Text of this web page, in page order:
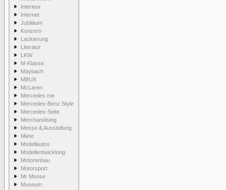
Interieur
Internet
Jubiläum
Konzern
Lackierung
Literatur
LKW
M-Klasse
Maybach
MBUX
McLaren
Mercedes me
Mercedes-Benz Style
Mercedes-Seite
Merchandising
Messe & Ausstellung
Miete
Modellautos
Modellentwicklung
Motorenbau
Motorsport
Mr Moose
Museum